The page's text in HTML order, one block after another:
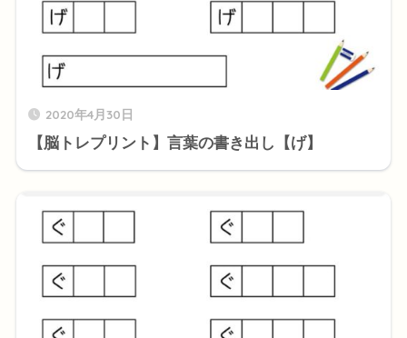
2020年4月30日
【脳トレプリント】言葉の書き出し【げ】